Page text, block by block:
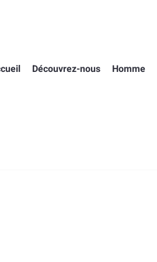
Découvrez-nous Homme